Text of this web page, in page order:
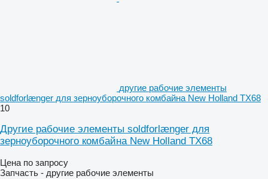
другие рабочие элементы
soldforlænger для зерноуборочного комбайна New Holland TX68
10
Другие рабочие элементы soldforlænger для
зерноуборочного комбайна New Holland TX68
Цена по запросу
Запчасть - другие рабочие элементы